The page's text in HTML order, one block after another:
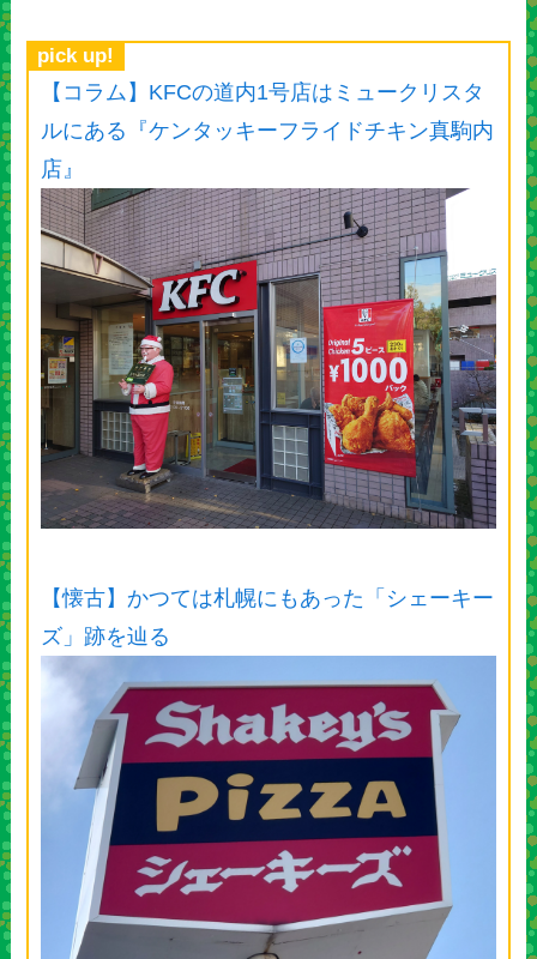
pick up!
【コラム】KFCの道内1号店はミュークリスタ
ルにある『ケンタッキーフライドチキン真駒内
店』
【懐古】かつては札幌にもあった「シェーキー
ズ」跡を辿る